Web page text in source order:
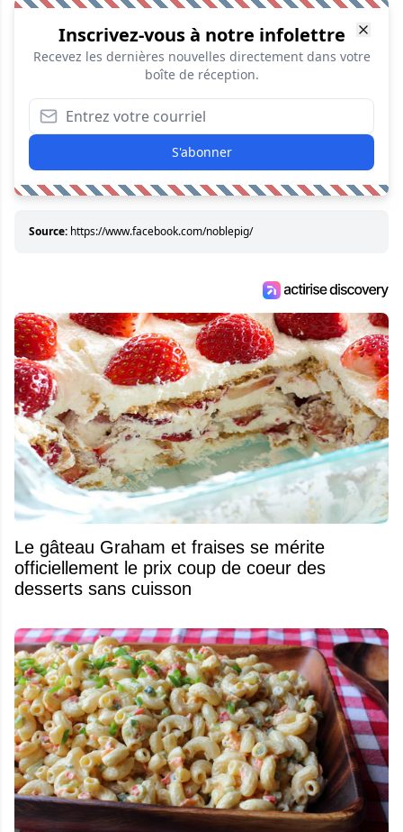
Inscrivez-vous à notre infolettre
Recevez les dernières nouvelles directement dans votre
boîte de réception.
S'abonner
Source: https://www.facebook.com/noblepig/
Le gâteau Graham et fraises se mérite
officiellement le prix coup de coeur des
desserts sans cuisson